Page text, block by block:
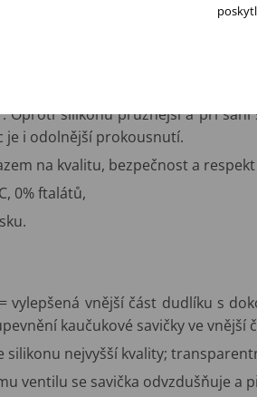
anatomicky tvarovaná a bez
riziko otlačení), velké ventilační
kaučuku ze stromu Hevea - s
Oproti silikonu pružnější a při
je i odolnější prokousnutí.
na kvalitu, bezpečnost a
0% ftalátů,
vylepšená vnější část dudlíku s
kaučukové savičky ve vnější
silikonu nejvyšší kvality;
ventilu se savička odvzdušňuje a